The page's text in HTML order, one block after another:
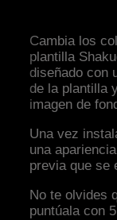
Cambia los
plantilla
diseñado con
de la plantilla
imagen de
Una vez
una
previa que se
No te olvides
puntúala con